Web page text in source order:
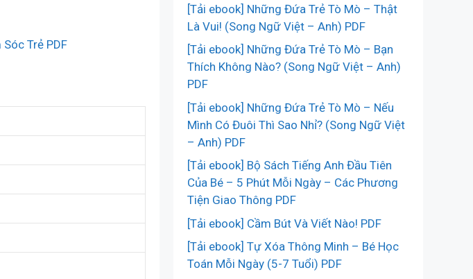
Trẻ PDF
[Tải ebook] Những Đứa Trẻ Tò Mò – Thật
Là Vui! (Song Ngữ Việt – Anh) PDF
[Tải ebook] Những Đứa Trẻ Tò Mò – Bạn
Thích Không Nào? (Song Ngữ Việt – Anh)
PDF
[Tải ebook] Những Đứa Trẻ Tò Mò – Nếu
Mình Có Đuôi Thì Sao Nhỉ? (Song Ngữ Việt
– Anh) PDF
[Tải ebook] Bộ Sách Tiếng Anh Đầu Tiên
Của Bé – 5 Phút Mỗi Ngày – Các Phương
Tiện Giao Thông PDF
[Tải ebook] Cầm Bút Và Viết Nào! PDF
[Tải ebook] Tự Xóa Thông Minh – Bé Học
Toán Mỗi Ngày (5-7 Tuổi) PDF